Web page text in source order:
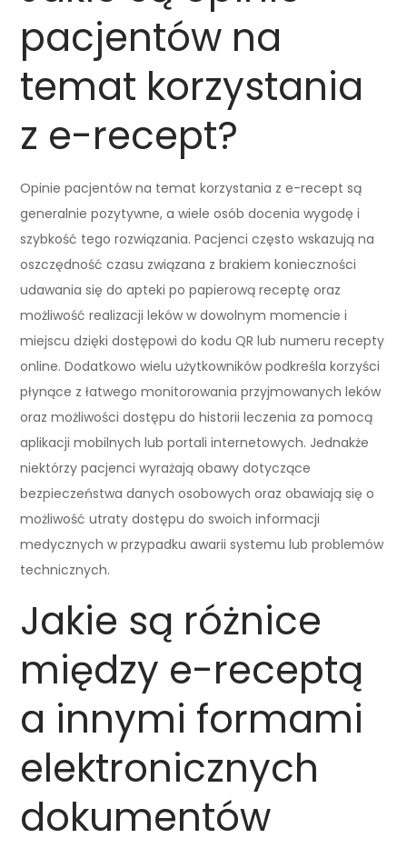
pacjentów na
temat korzystania
z e-recept?
Opinie pacjentów na temat korzystania z e-recept są
generalnie pozytywne, a wiele osób docenia wygodę i
szybkość tego rozwiązania. Pacjenci często wskazują na
oszczędność czasu związana z brakiem konieczności
udawania się do apteki po papierową receptę oraz
możliwość realizacji leków w dowolnym momencie i
miejscu dzięki dostępowi do kodu QR lub numeru recepty
online. Dodatkowo wielu użytkowników podkreśla korzyści
płynące z łatwego monitorowania przyjmowanych leków
oraz możliwości dostępu do historii leczenia za pomocą
aplikacji mobilnych lub portali internetowych. Jednakże
niektórzy pacjenci wyrażają obawy dotyczące
bezpieczeństwa danych osobowych oraz obawiają się o
możliwość utraty dostępu do swoich informacji
medycznych w przypadku awarii systemu lub problemów
technicznych.
Jakie są różnice
między e-receptą
a innymi formami
elektronicznych
dokumentów